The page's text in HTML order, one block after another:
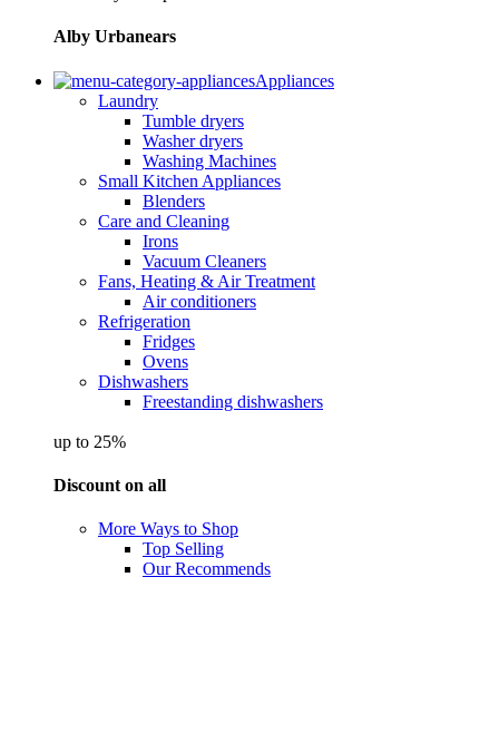
Alby Urbanears
Appliances
Laundry
Tumble dryers
Washer dryers
Washing Machines
Small Kitchen Appliances
Blenders
Care and Cleaning
Irons
Vacuum Cleaners
Fans, Heating & Air Treatment
Air conditioners
Refrigeration
Fridges
Ovens
Dishwashers
Freestanding dishwashers
up to 25%
Discount on all
More Ways to Shop
Top Selling
Our Recommends